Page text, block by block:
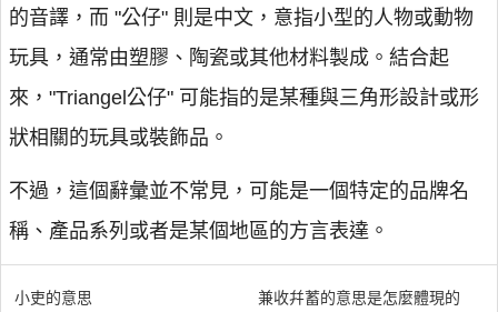
的音譯，而 "公仔" 則是中文，意指小型的人物或動物
玩具，通常由塑膠、陶瓷或其他材料製成。結合起
來，"Triangel公仔" 可能指的是某種與三角形設計或形
狀相關的玩具或裝飾品。
不過，這個辭彙並不常見，可能是一個特定的品牌名
稱、產品系列或者是某個地區的方言表達。
小吏的意思 兼收幷蓄的意思是怎麼體現的